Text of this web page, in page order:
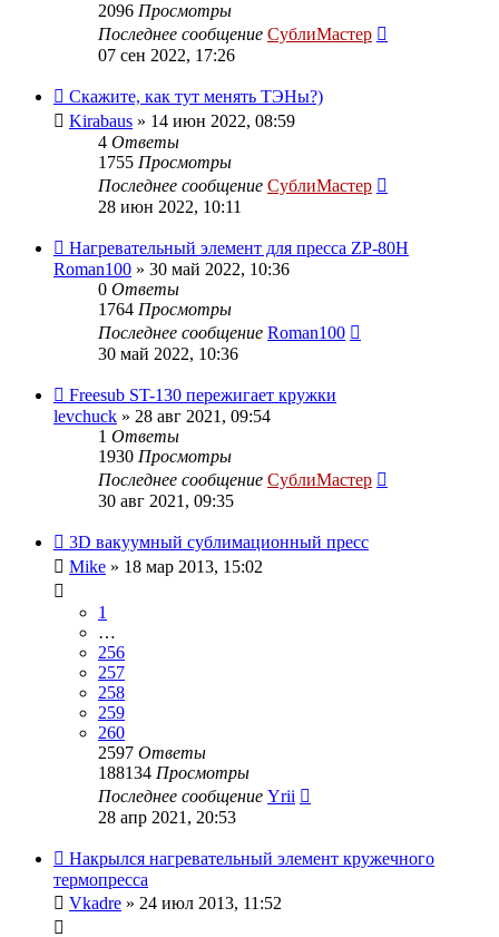
2096 Просмотры
Последнее сообщение СублиМастер
07 сен 2022, 17:26
Скажите, как тут менять ТЭНы?)
Kirabaus » 14 июн 2022, 08:59
4 Ответы
1755 Просмотры
Последнее сообщение СублиМастер
28 июн 2022, 10:11
Нагревательный элемент для пресса ZP-80H
Roman100 » 30 май 2022, 10:36
0 Ответы
1764 Просмотры
Последнее сообщение Roman100
30 май 2022, 10:36
Freesub ST-130 пережигает кружки
levchuck » 28 авг 2021, 09:54
1 Ответы
1930 Просмотры
Последнее сообщение СублиМастер
30 авг 2021, 09:35
3D вакуумный сублимационный пресс
Mike » 18 мар 2013, 15:02
1
…
256
257
258
259
260
2597 Ответы
188134 Просмотры
Последнее сообщение Yrii
28 апр 2021, 20:53
Накрылся нагревательный элемент кружечного
термопресса
Vkadre » 24 июл 2013, 11:52